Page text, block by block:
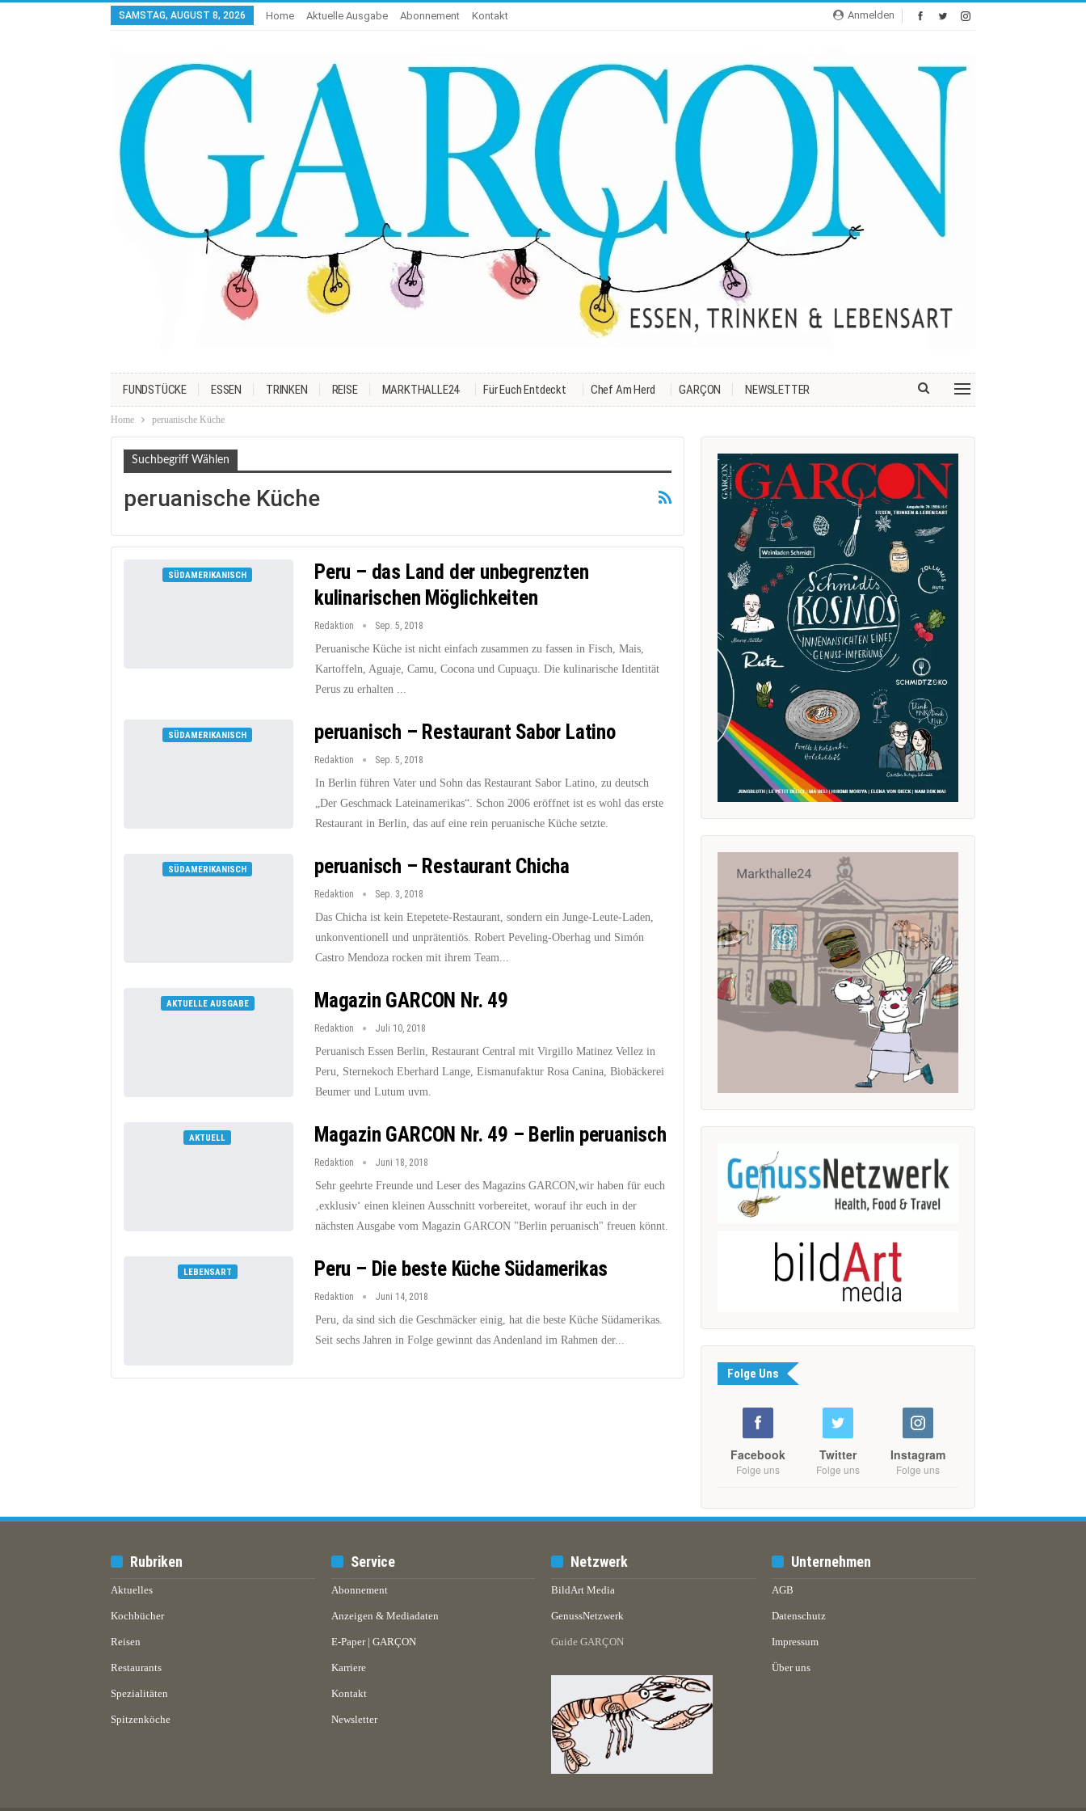
Anmelden
SAMSTAG, AUGUST 8, 2026 Home Aktuelle Ausgabe Abonnement Kontakt
FUNDSTÜCKE ESSEN TRINKEN REISE MARKTHALLE24 Für Euch Entdeckt Chef Am Herd GARÇON NEWSLETTER
Home peruanische Küche
Suchbegriff Wählen
peruanische Küche
SÜDAMERIKANISCH
Peru – das Land der unbegrenzten
kulinarischen Möglichkeiten
Redaktion Sep. 5, 2018
Peruanische Küche ist nicht einfach zusammen zu fassen in Fisch, Mais,
Kartoffeln, Aguaje, Camu, Cocona und Cupuaçu. Die kulinarische Identität
Perus zu erhalten ...
SÜDAMERIKANISCH peruanisch – Restaurant Sabor Latino
Redaktion Sep. 5, 2018
In Berlin führen Vater und Sohn das Restaurant Sabor Latino, zu deutsch
„Der Geschmack Lateinamerikas“. Schon 2006 eröffnet ist es wohl das erste
Restaurant in Berlin, das auf eine rein peruanische Küche setzte.
SÜDAMERIKANISCH peruanisch – Restaurant Chicha
Redaktion Sep. 3, 2018
Das Chicha ist kein Etepetete-Restaurant, sondern ein Junge-Leute-Laden,
unkonventionell und unprätentiös. Robert Peveling-Oberhag und Simón
Castro Mendoza rocken mit ihrem Team...
AKTUELLE AUSGABE Magazin GARCON Nr. 49
Redaktion Juli 10, 2018
Peruanisch Essen Berlin, Restaurant Central mit Virgillo Matinez Vellez in
Peru, Sternekoch Eberhard Lange, Eismanufaktur Rosa Canina, Biobäckerei
Beumer und Lutum uvm.
AKTUELL Magazin GARCON Nr. 49 – Berlin peruanisch
Redaktion Juni 18, 2018
Sehr geehrte Freunde und Leser des Magazins GARCON,wir haben für euch
‚exklusiv‘ einen kleinen Ausschnitt vorbereitet, worauf ihr euch in der
nächsten Ausgabe vom Magazin GARCON "Berlin peruanisch" freuen könnt.
LEBENSART Peru – Die beste Küche Südamerikas
Redaktion Juni 14, 2018
Peru, da sind sich die Geschmäcker einig, hat die beste Küche Südamerikas.
Seit sechs Jahren in Folge gewinnt das Andenland im Rahmen der...
Folge Uns
Facebook
Folge uns
Twitter
Folge uns
Instagram
Folge uns
Rubriken
Aktuelles
Kochbücher
Reisen
Restaurants
Spezialitäten
Spitzenköche
Service
Abonnement
Anzeigen & Mediadaten
E-Paper | GARÇON
Karriere
Kontakt
Newsletter
Netzwerk
BildArt Media
GenussNetzwerk
Guide GARÇON
Unternehmen
AGB
Datenschutz
Impressum
Über uns